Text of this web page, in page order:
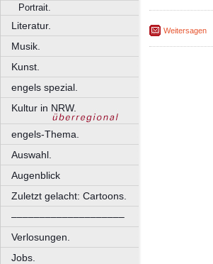
Portrait.
Literatur.
Musik.
Kunst.
engels spezial.
Kultur in NRW.
engels-Thema.
Auswahl.
Augenblick
Zuletzt gelacht: Cartoons.
––––––––––––––––––––
Verlosungen.
Jobs.
Weitersagen